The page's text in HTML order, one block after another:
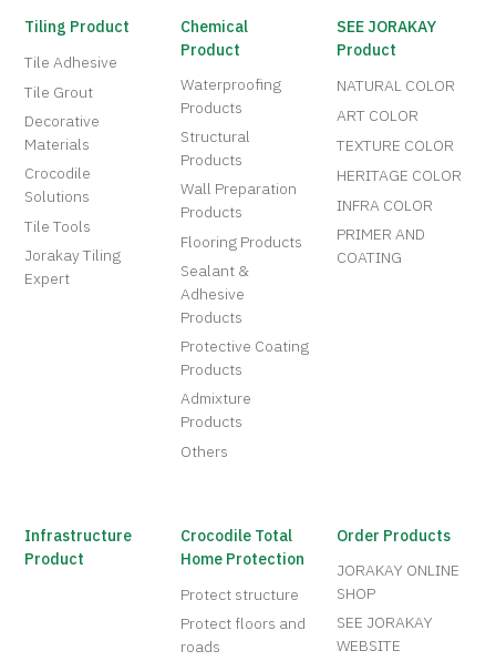
Tiling Product
Tile Adhesive
Tile Grout
Decorative
Materials
Crocodile
Solutions
Tile Tools
Jorakay Tiling
Expert
Chemical
Product
Waterproofing
Products
Structural
Products
Wall Preparation
Products
Flooring Products
Sealant &
Adhesive
Products
Protective Coating
Products
Admixture
Products
Others
SEE JORAKAY
Product
NATURAL COLOR
ART COLOR
TEXTURE COLOR
HERITAGE COLOR
INFRA COLOR
PRIMER AND
COATING
Infrastructure
Product
Crocodile Total
Home Protection
Protect structure
Protect floors and
roads
Order Products
JORAKAY ONLINE
SHOP
SEE JORAKAY
WEBSITE